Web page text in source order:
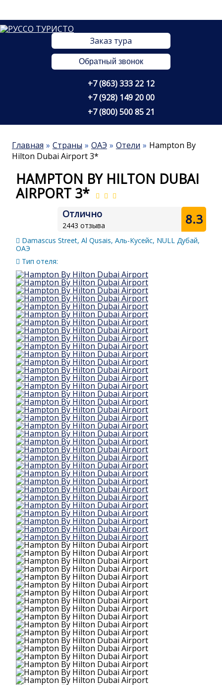
Заказ тура
Обратный звонок
+7 (863) 333 22 12
+7 (928) 149 20 00
+7 (800) 500 85 21
Главная Страны ОАЭ Отели
Hampton By
Hilton Dubai Airport 3*
HAMPTON BY HILTON DUBAI
AIRPORT 3*
Отлично
2443 отзыва 8.3
Damascus Street, Al Qusais, Аль-Кусейс, NULL Дубай,
ОАЭ
Тип отеля: